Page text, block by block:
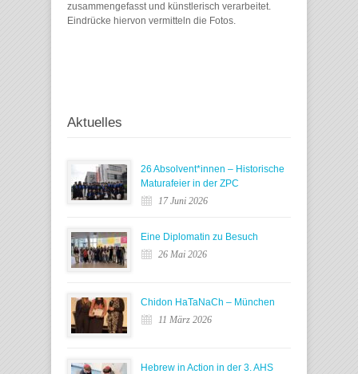
zusammengefasst und künstlerisch verarbeitet.
Eindrücke hiervon vermitteln die Fotos.
Aktuelles
26 Absolvent*innen – Historische
Maturafeier in der ZPC
17 Juni 2026
Eine Diplomatin zu Besuch
26 Mai 2026
Chidon HaTaNaCh – München
11 März 2026
Hebrew in Action in der 3. AHS